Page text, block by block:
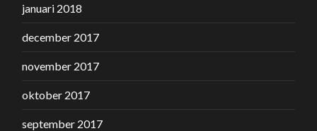
januari 2018
december 2017
november 2017
oktober 2017
september 2017